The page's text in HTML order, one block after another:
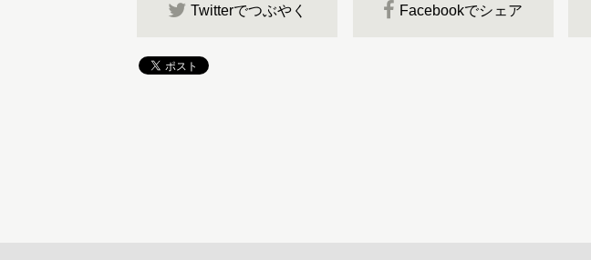
Twitterでつぶやく Facebookでシェア